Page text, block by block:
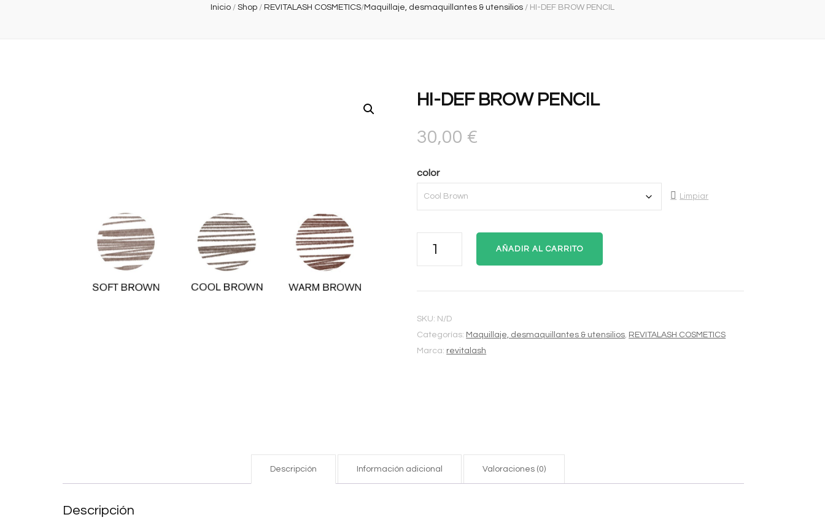
Inicio / Shop / REVITALASH COSMETICS/Maquillaje, desmaquillantes & utensilios / HI-DEF BROW PENCIL
HI-DEF BROW PENCIL
30,00 €
color
Limpiar
AÑADIR AL CARRITO
SKU: N/D
Categorías: Maquillaje, desmaquillantes & utensilios, REVITALASH COSMETICS
Marca: revitalash
Descripción Información adicional Valoraciones (0)
Descripción